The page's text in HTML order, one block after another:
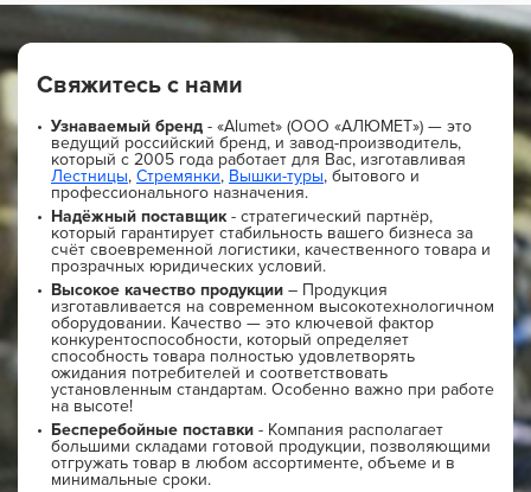
Свяжитесь с нами
Узнаваемый бренд - «Alumet» (ООО «АЛЮМЕТ») — это
ведущий российский бренд, и завод-производитель,
который с 2005 года работает для Вас, изготавливая
Лестницы, Стремянки, Вышки-туры, бытового и
профессионального назначения.
Надёжный поставщик- стратегический партнёр,
который гарантирует стабильность вашего бизнеса за
счёт своевременной логистики, качественного товара и
прозрачных юридических условий.
Высокое качество продукции – Продукция
изготавливается на современном высокотехнологичном
оборудовании. Качество — это ключевой фактор
конкурентоспособности, который определяет
способность товара полностью удовлетворять
ожидания потребителей и соответствовать
установленным стандартам. Особенно важно при работе
на высоте!
Бесперебойные поставки - Компания располагает
большими складами готовой продукции, позволяющими
отгружать товар в любом ассортименте, объеме и в
минимальные сроки.